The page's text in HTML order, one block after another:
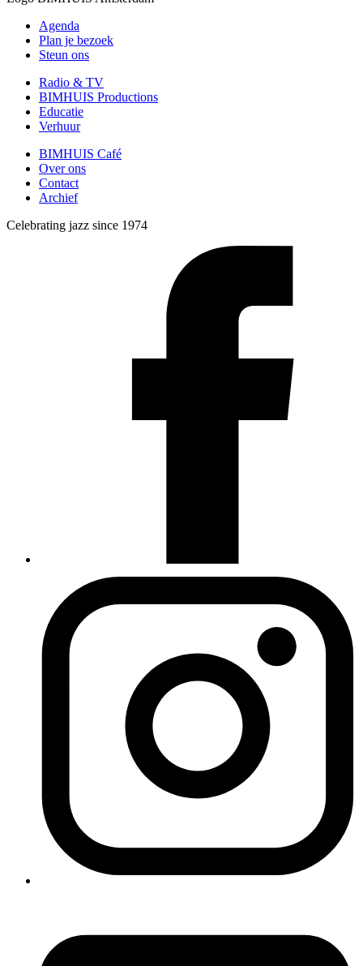
Agenda
Plan je bezoek
Steun ons
Radio & TV
BIMHUIS Productions
Educatie
Verhuur
BIMHUIS Café
Over ons
Contact
Archief
Celebrating jazz since 1974